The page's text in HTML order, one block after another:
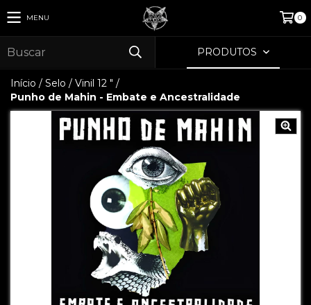
MENU 0
PRODUTOS
Início / Selo / Vinil 12 " /
Punho de Mahin - Embate e Ancestralidade